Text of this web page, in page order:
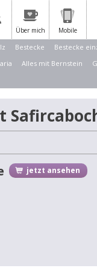
Über mich Mobile
Bestecke Bestecke
Alles mit Bernstein
jetzt ansehen